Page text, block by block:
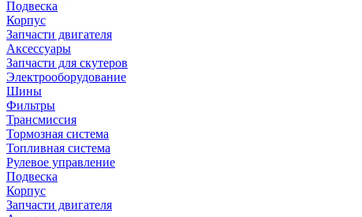
Подвеска
Корпус
Запчасти двигателя
Аксессуары
Запчасти для скутеров
Электрооборудование
Шины
Фильтры
Трансмиссия
Тормозная система
Топливная система
Рулевое управление
Подвеска
Корпус
Запчасти двигателя